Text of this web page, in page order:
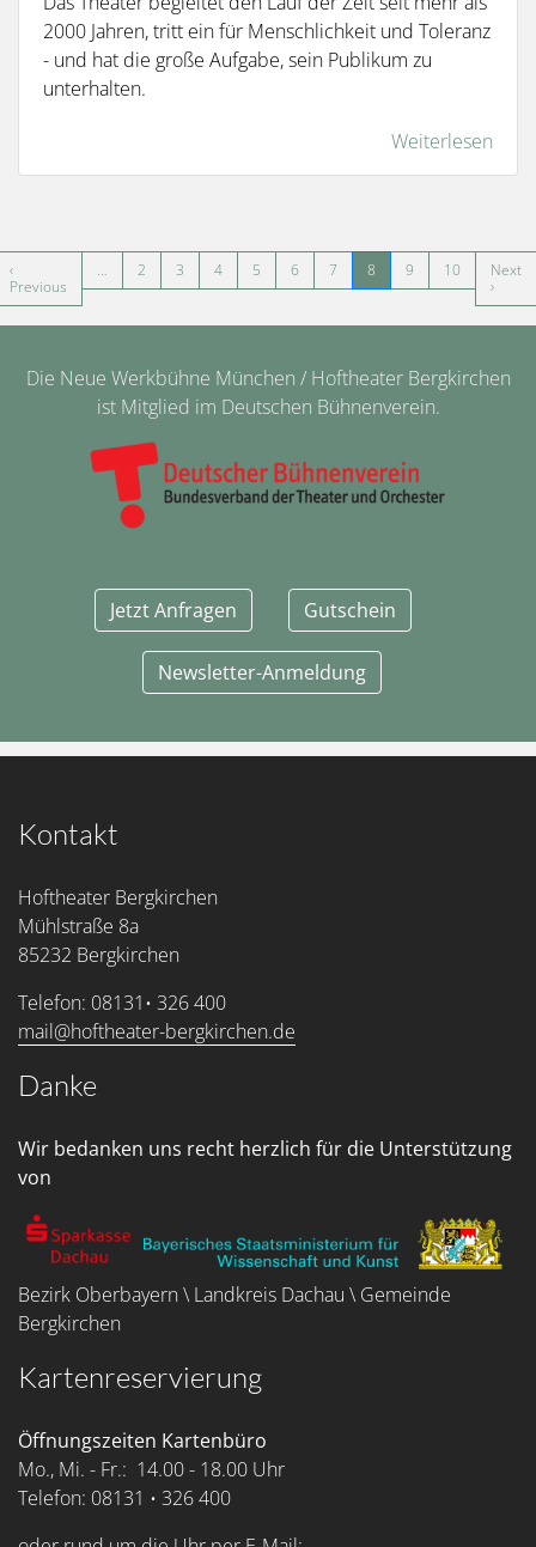
2000 Jahren, tritt ein für Menschlichkeit und Toleranz
- und hat die große Aufgabe, sein Publikum zu
unterhalten.
Weiterlesen
Seitennummerierung
Seite
‹
PreviousVorherige Seite
2 3 4 5 6 7 8 9 10
Next
›
Die Neue Werkbühne München / Hoftheater Bergkirchen
ist Mitglied im Deutschen Bühnenverein.
Jetzt Anfragen Gutschein
Newsletter-Anmeldung
Kontakt
Hoftheater Bergkirchen
Mühlstraße 8a
85232 Bergkirchen
Telefon: 08131• 326 400
mail@hoftheater-bergkirchen.de
Danke
Wir bedanken uns recht herzlich für die Unterstützung
von
Bezirk Oberbayern \ Landkreis Dachau \ Gemeinde
Bergkirchen
Kartenreservierung
Öffnungszeiten Kartenbüro
Mo., Mi. - Fr.: 14.00 - 18.00 Uhr
Telefon: 08131 • 326 400